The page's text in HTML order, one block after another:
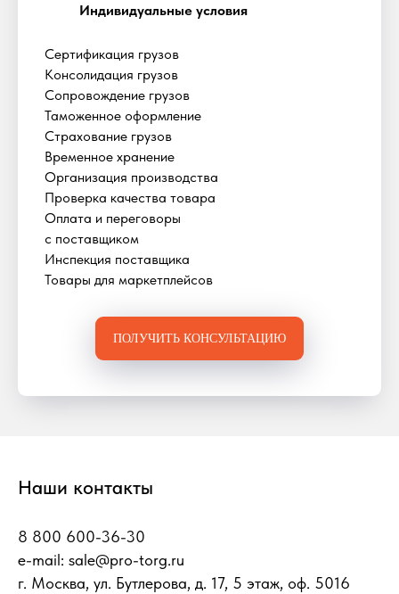
Индивидуальные условия
Сертификация грузов
Консолидация грузов
Сопровождение грузов
Таможенное оформление
Страхование грузов
Временное хранение
Организация производства
Проверка качества товара
Оплата и переговоры
с поставщиком
Инспекция поставщика
Товары для маркетплейсов
ПОЛУЧИТЬ КОНСУЛЬТАЦИЮ
Наши контакты
8 800 600-36-30
e-mail: sale@pro-torg.ru
г. Москва, ул. Бутлерова, д. 17, 5 этаж, оф. 5016